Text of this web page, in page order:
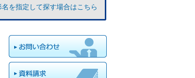
を指定して探す場合はこちら